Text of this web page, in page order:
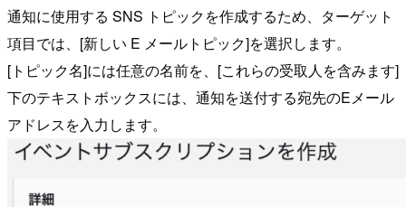
通知に使用する SNS トピックを作成するため、ターゲット
項目では、[新しい E メールトピック]を選択します。
[トピック名]には任意の名前を、[これらの受取人を含みます]
下のテキストボックスには、通知を送付する宛先のEメール
アドレスを入力します。